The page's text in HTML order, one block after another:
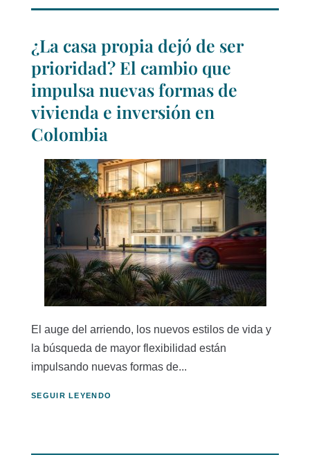
¿La casa propia dejó de ser
prioridad? El cambio que
impulsa nuevas formas de
vivienda e inversión en
Colombia
El auge del arriendo, los nuevos estilos de vida y
la búsqueda de mayor flexibilidad están
impulsando nuevas formas de...
SEGUIR LEYENDO